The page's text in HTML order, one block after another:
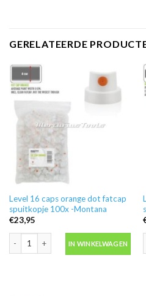
GERELATEERDE
Level 16 caps orange dot fatcap
spuitkopje 100x -Montana
€23,95
Level 16 caps orange dot fatcap
IN WINKELWAGEN